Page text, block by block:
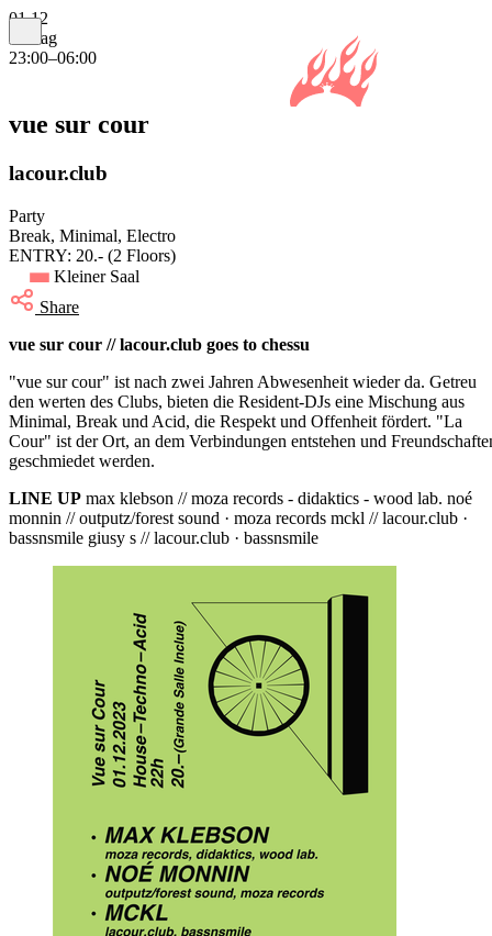
01.12
Freitag
23:00–06:00
vue sur cour
lacour.club
Party
Break, Minimal, Electro
ENTRY: 20.- (2 Floors)
Kleiner Saal
Share
vue sur cour // lacour.club goes to chessu
"vue sur cour" ist nach zwei Jahren Abwesenheit wieder da. Getreu
den werten des Clubs, bieten die Resident-DJs eine Mischung aus
Minimal, Break und Acid, die Respekt und Offenheit fördert. "La
Cour" ist der Ort, an dem Verbindungen entstehen und
geschmiedet werden.
LINE UP max klebson // moza records - didaktics - wood lab. noé
monnin // outputz/forest sound · moza records mckl // lacour.club ·
bassnsmile giusy s // lacour.club · bassnsmile